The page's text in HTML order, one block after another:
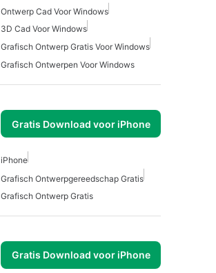
Ontwerp Cad Voor Windows
3D Cad Voor Windows
Grafisch Ontwerp Gratis Voor Windows
Grafisch Ontwerpen Voor Windows
Gratis Download voor iPhone
iPhone
Grafisch Ontwerpgereedschap Gratis
Grafisch Ontwerp Gratis
Gratis Download voor iPhone